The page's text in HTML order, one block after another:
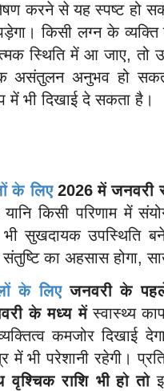
करने से यह स्पष्ट हो
किसी लग्न के
स्थिति में आ जाए, तो
असंतुलन अनुभव हो
में भी दिखाई दे सकता है।
के लिए 2026 में
किसी परिणाम में
भी सुखदायक उपस्थिति
का अहसास होगा,
के लिएजनवरी के
के मध्य मेंस्वास्थ्य
कमजोर दिखाई
में भी परेशानी रहेगी।
वृश्चिक राशि भी हो तो